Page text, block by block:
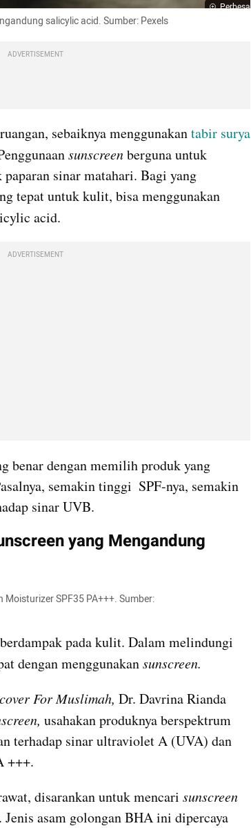
Perbesar
salicylic acid. Sumber: Pexels
ADVERTISEMENT
sebaiknya menggunakan tabir surya
sunscreen berguna untuk
sinar matahari. Bagi yang
acid.
ADVERTISEMENT
benar dengan memilih produk yang
semakin tinggi  SPF-nya, semakin
sinar UVB.
yang Mengandung
Moisturizer SPF35 PA+++. Sumber:
pada kulit. Dalam melindungi
dengan menggunakan sunscreen.
For Muslimah, Dr. Davrina Rianda
usahakan produknya berspektrum
terhadap sinar ultraviolet A (UVA) dan
+++.
disarankan untuk mencari
asam golongan BHA ini dipercaya